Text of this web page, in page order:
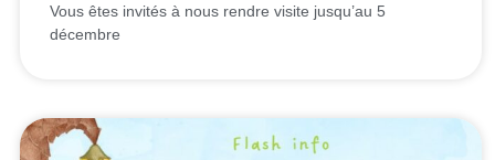
Vous êtes invités à nous rendre visite jusqu’au 5
décembre